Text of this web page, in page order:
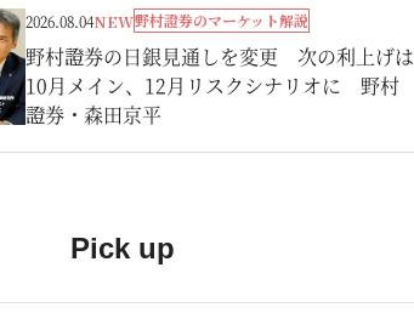
2026.08.04NEW野村證券のマーケット解説
野村證券の日銀見通しを変更 次の利上げは
10月メイン、12月リスクシナリオに 野村
證券・森田京平
Pick up